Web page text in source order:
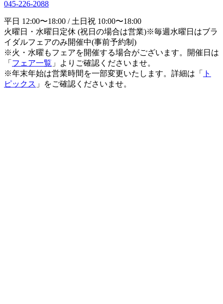
045-226-2088
平日 12:00〜18:00 / 土日祝 10:00〜18:00
火曜日・水曜日定休 (祝日の場合は営業)※毎週水曜日はブラ
イダルフェアのみ開催中(事前予約制)
※火・水曜もフェアを開催する場合がございます。開催日は
「フェア一覧 」よりご確認くださいませ。
※年末年始は営業時間を一部変更いたします。詳細は「 ト
ピックス 」をご確認くださいませ。